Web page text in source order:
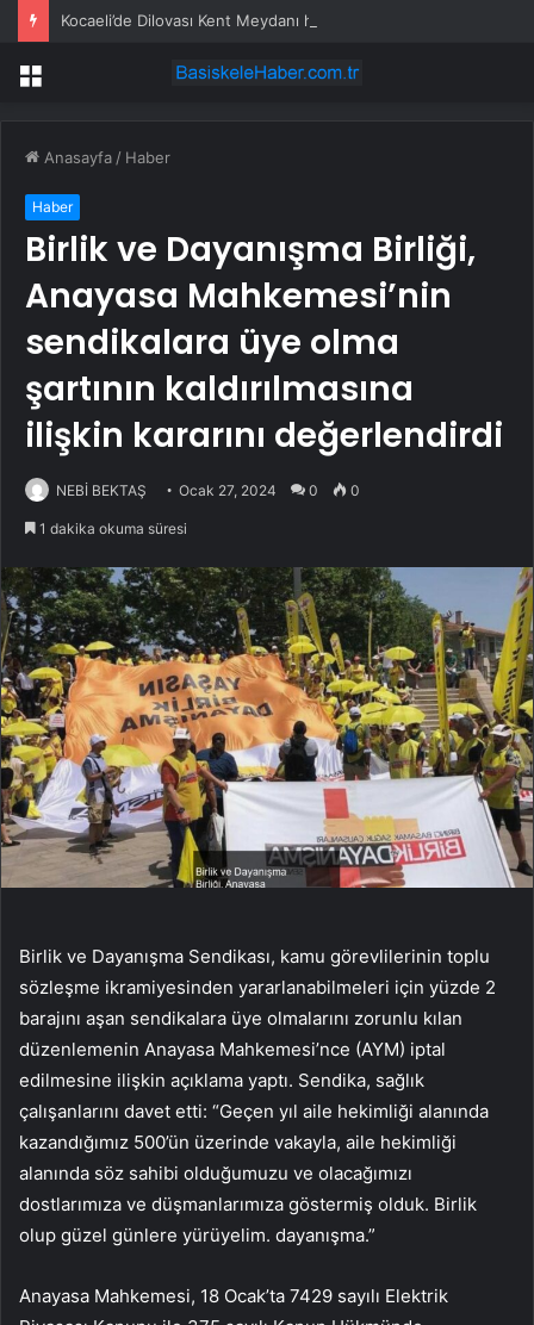
Kocaeli’de Dilovası Kent Meydanı hızlandı
Menü
Anasayfa / Haber
Haber
Birlik ve Dayanışma Birliği,
Anayasa Mahkemesi’nin
sendikalara üye olma
şartının kaldırılmasına
ilişkin kararını değerlendirdi
NEBİ BEKTAŞ Ocak 27, 2024 0 0
1 dakika okuma süresi
Birlik ve Dayanışma Sendikası, kamu görevlilerinin toplu
sözleşme ikramiyesinden yararlanabilmeleri için yüzde 2
barajını aşan sendikalara üye olmalarını zorunlu kılan
düzenlemenin Anayasa Mahkemesi’nce (AYM) iptal
edilmesine ilişkin açıklama yaptı. Sendika, sağlık
çalışanlarını davet etti: “Geçen yıl aile hekimliği alanında
kazandığımız 500’ün üzerinde vakayla, aile hekimliği
alanında söz sahibi olduğumuzu ve olacağımızı
dostlarımıza ve düşmanlarımıza göstermiş olduk. Birlik
olup güzel günlere yürüyelim. dayanışma.”
Anayasa Mahkemesi, 18 Ocak’ta 7429 sayılı Elektrik